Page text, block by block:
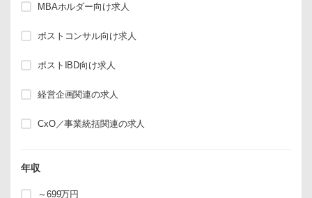
MBAホルダー向け求人
ポストコンサル向け求人
ポストIBD向け求人
経営企画関連の求人
CxO／事業統括関連の求人
年収
～699万円